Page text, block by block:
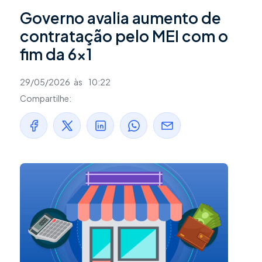
Governo avalia aumento de
contratação pelo MEI com o
fim da 6×1
29/05/2026 às
10:22
Compartilhe: